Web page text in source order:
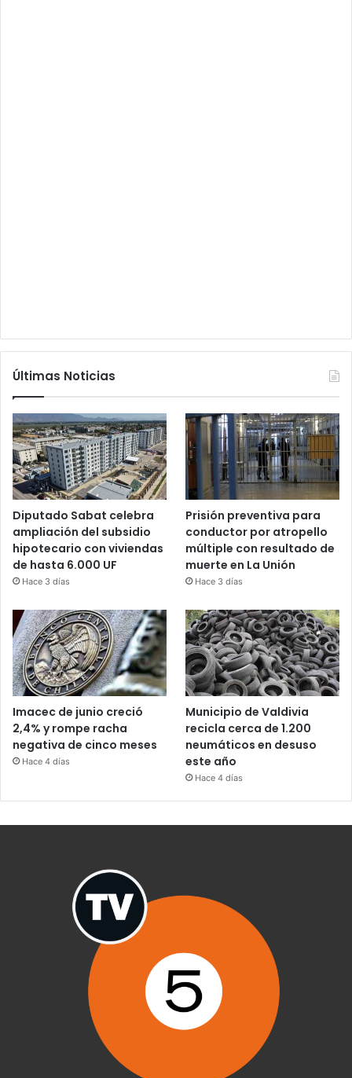
Últimas Noticias
Diputado Sabat celebra
ampliación del subsidio
hipotecario con viviendas
de hasta 6.000 UF
Hace 3 días
Prisión preventiva para
conductor por atropello
múltiple con resultado de
muerte en La Unión
Hace 3 días
Imacec de junio creció
2,4% y rompe racha
negativa de cinco meses
Hace 4 días
Municipio de Valdivia
recicla cerca de 1.200
neumáticos en desuso
este año
Hace 4 días